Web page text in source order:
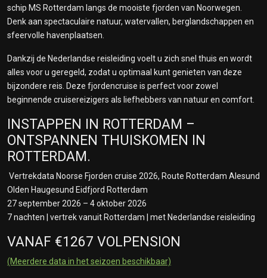
schip MS Rotterdam langs de mooiste fjorden van Noorwegen.
Denk aan spectaculaire natuur, watervallen, berglandschappen en
sfeervolle havenplaatsen.
Dankzij de Nederlandse reisleiding voelt u zich snel thuis en wordt
alles voor u geregeld, zodat u optimaal kunt genieten van deze
bijzondere reis. Deze fjordencruise is perfect voor zowel
beginnende cruisereizigers als liefhebbers van natuur en comfort.
INSTAPPEN IN ROTTERDAM –
ONTSPANNEN THUISKOMEN IN
ROTTERDAM.
Vertrekdata Noorse Fjorden cruise 2026, Route Rotterdam Alesund
Olden Haugesund Eidfjord Rotterdam
27 september 2026 – 4 oktober 2026
7 nachten | vertrek vanuit Rotterdam | met Nederlandse reisleiding
VANAF €1267 VOLPENSION
(Meerdere data in het seizoen beschikbaar)